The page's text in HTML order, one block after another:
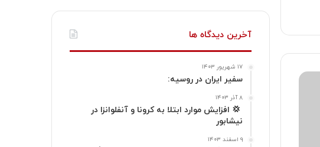
س
ت
ک
ت
ا
آخرین دیدگاه ها
۱۷ شهریور ۱۴۰۳
سفیر ایران در روسیه:
۸ آذر ۱۴۰۳
‍ 💢 افزایش موارد ابتلا به کرونا و آنفلوانزا در
نیشابور
۹ اسفند ۱۴۰۳